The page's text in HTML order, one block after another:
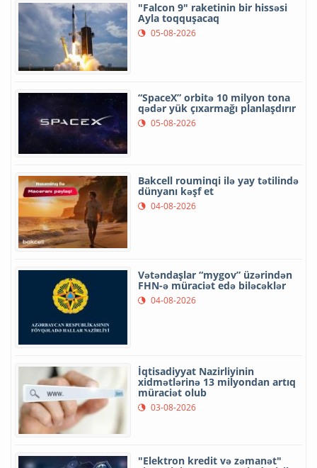
"Falcon 9" raketinin bir hissəsi
Ayla toqquşacaq
05-08-2026
“SpaceX” orbitə 10 milyon tona
qədər yük çıxarmağı planlaşdırır
05-08-2026
Bakcell rouminqi ilə yay tətilində
dünyanı kəşf et
04-08-2026
Vətəndaşlar “mygov” üzərindən
FHN-ə müraciət edə biləcəklər
04-08-2026
İqtisadiyyat Nazirliyinin
xidmətlərinə 13 milyondan artıq
müraciət olub
03-08-2026
"Elektron kredit və zəmanət"